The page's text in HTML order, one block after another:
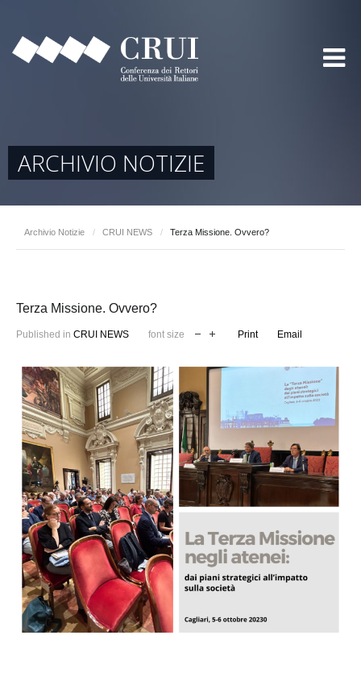
ARCHIVIO NOTIZIE
Archivio Notizie / CRUI NEWS / Terza Missione. Ovvero?
Terza Missione. Ovvero?
Published in CRUI NEWS font size Print Email